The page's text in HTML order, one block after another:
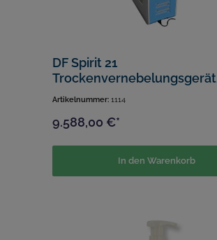
DF Spirit 21
Trockenvernebelungsgerät
blau/weiss
Artikelnummer: 1114
9.588,00 €*
In den Warenkorb